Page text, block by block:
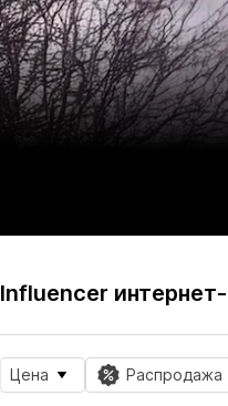
Influencer
Цена Распродажа